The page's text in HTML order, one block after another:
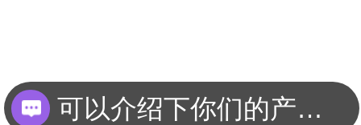
可以介绍下你们的产品么？